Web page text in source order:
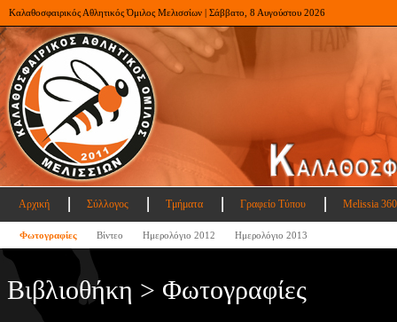
Καλαθοσφαιρικός Αθλητικός Όμιλος Μελισσίων | Σάββατο, 8 Αυγούστου 2026
Αρχική Σύλλογος Τμήματα Γραφείο Τύπου Melissia
Φωτογραφίες Βίντεο Ημερολόγιο 2012 Ημερολόγιο 2013
Βιβλιοθήκη > Φωτογραφίες